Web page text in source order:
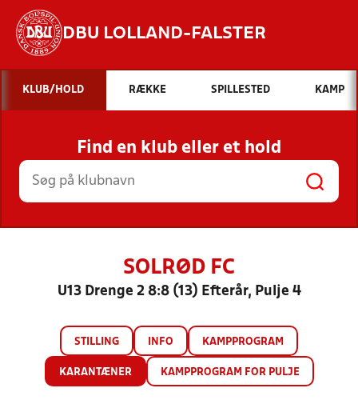
DBU LOLLAND-FALSTER
Hvad vil du søge efter?
INDHOLD OG NYHEDER
STILLINGER, RESULTATER, KLUBBER OG
HOLD
KLUB/HOLD RÆKKE SPILLESTED KAMP
Find en klub eller et hold
SOLRØD FC
U13 Drenge 2 8:8 (13) Efterår, Pulje 4
STILLING INFO KAMPPROGRAM
KARANTÆNER KAMPPROGRAM FOR PULJE